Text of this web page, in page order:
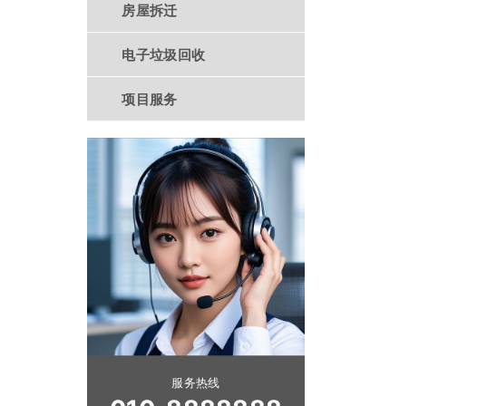
房屋拆迁
电子垃圾回收
项目服务
服务热线